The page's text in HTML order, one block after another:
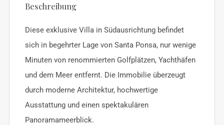
Beschreibung
Diese exklusive Villa in Südausrichtung befindet
sich in begehrter Lage von Santa Ponsa, nur wenige
Minuten von renommierten Golfplätzen, Yachthäfen
und dem Meer entfernt. Die Immobilie überzeugt
durch moderne Architektur, hochwertige
Ausstattung und einen spektakulären
Panoramameerblick.